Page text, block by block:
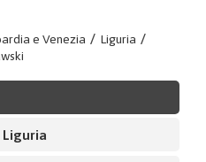
e Venezia / Liguria /